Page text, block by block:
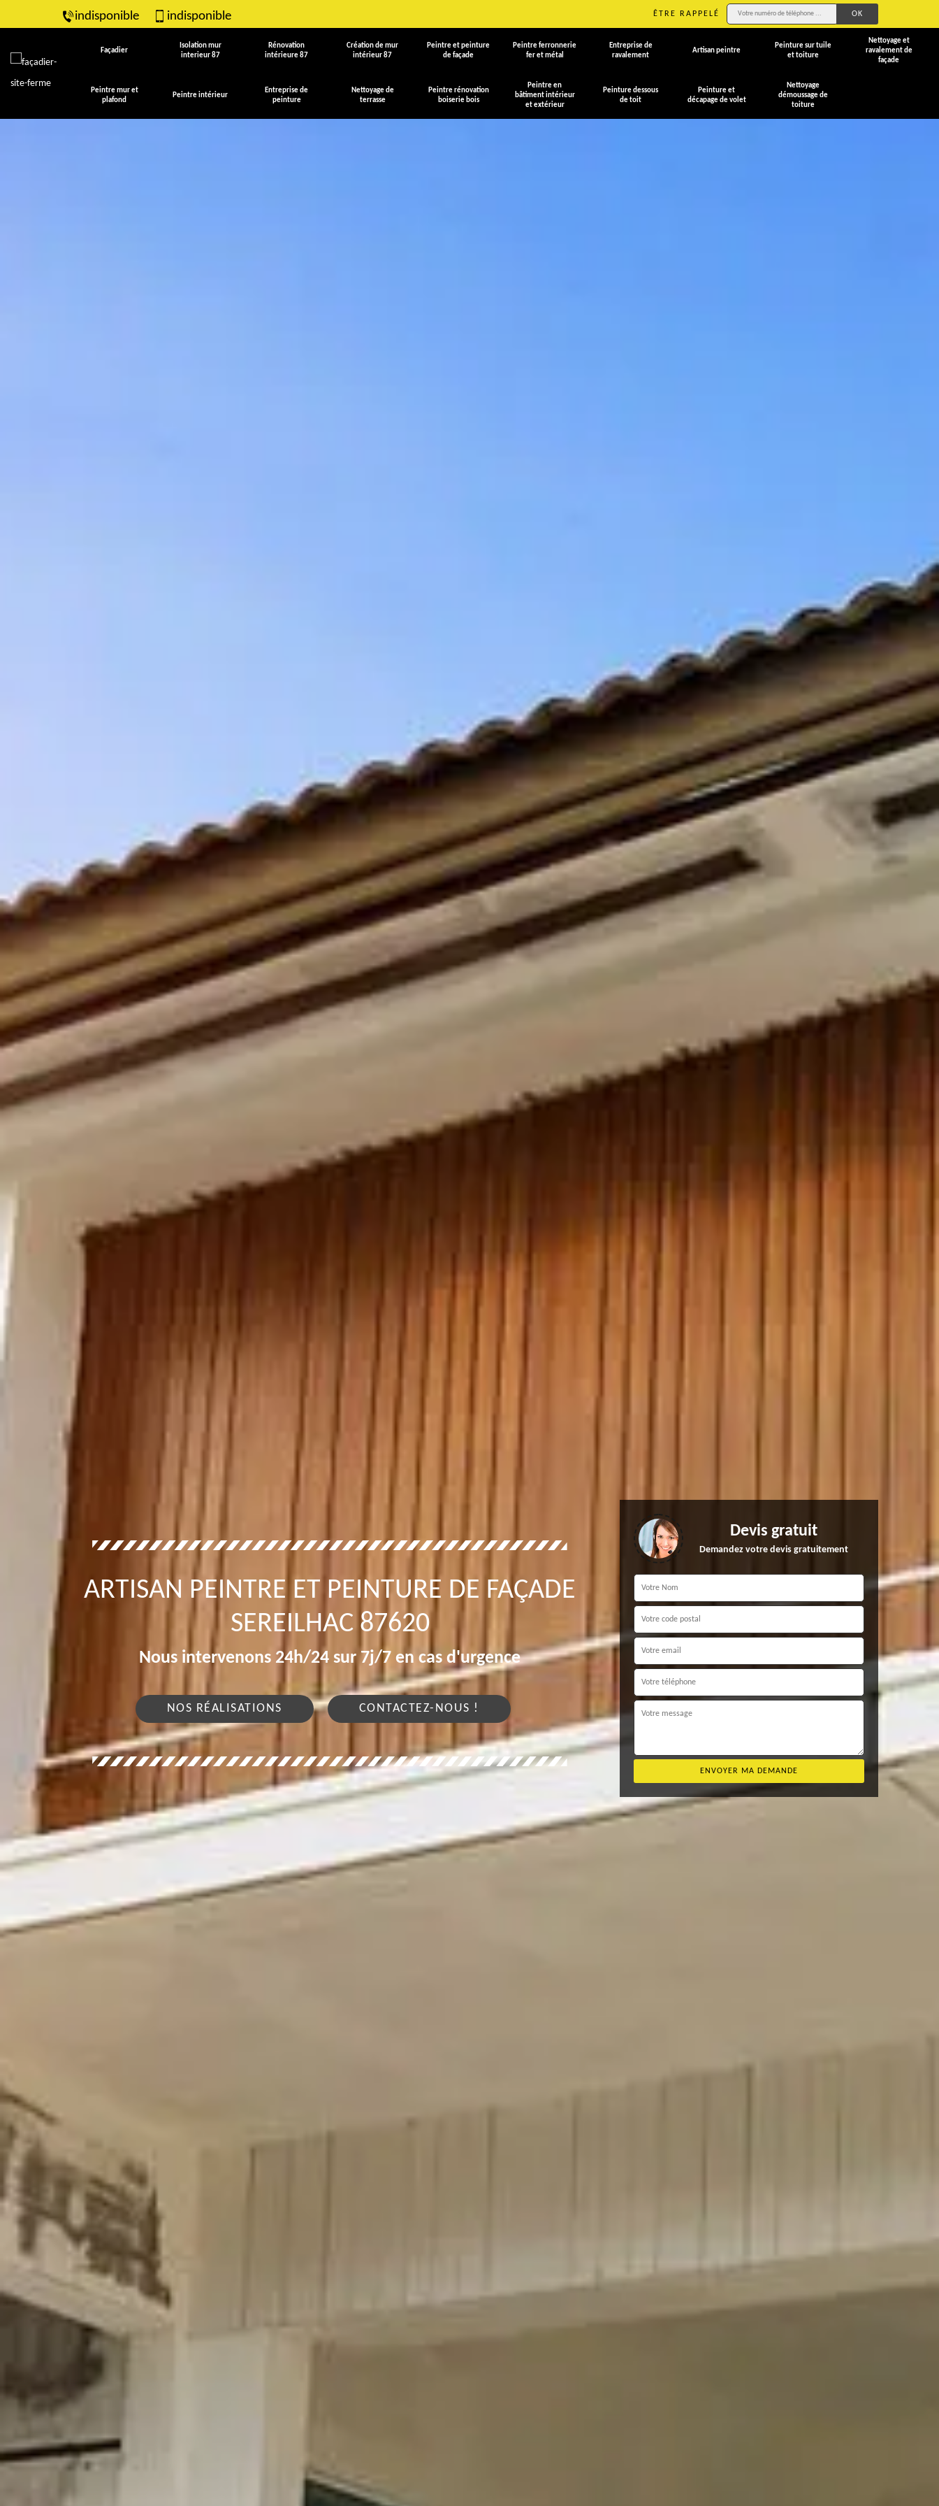
indisponible indisponible ÊTRE RAPPELÉ
Façadier
Isolation mur
interieur 87
Rénovation
intérieure 87
Création de mur
intérieur 87
Peintre et peinture
de façade
Peintre ferronnerie
fer et métal
Entreprise de
ravalement
Artisan peintre
Peinture sur tuile
et toiture
Nettoyage et
ravalement de
façade
Peintre mur et
plafond
Peintre intérieur
Entreprise de
peinture
Nettoyage de
terrasse
Peintre rénovation
boiserie bois
Peintre en
bâtiment intérieur
et extérieur
Peinture dessous
de toit
Peinture et
décapage de volet
Nettoyage
démoussage de
toiture
ARTISAN PEINTRE ET PEINTURE DE FAÇADE
SEREILHAC 87620
Nous intervenons 24h/24 sur 7j/7 en cas d'urgence
NOS RÉALISATIONS CONTACTEZ-NOUS !
Devis gratuit
Demandez votre devis gratuitement